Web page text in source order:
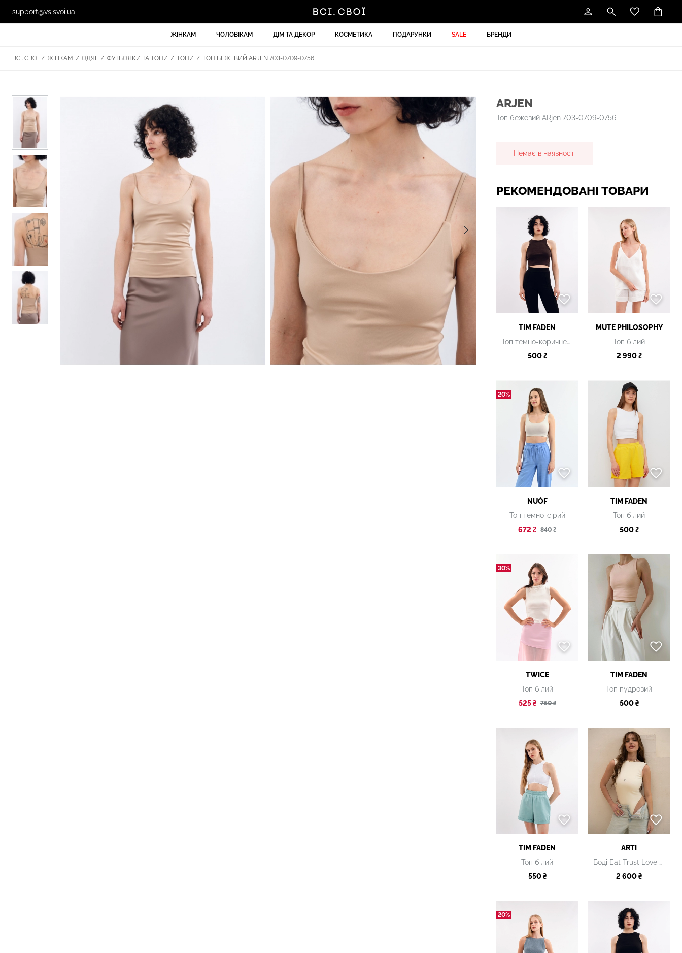
support@vsisvoi.ua
ЖІНКАМ ЧОЛОВІКАМ ДІМ ТА ДЕКОР КОСМЕТИКА ПОДАРУНКИ SALE БРЕНДИ
ВСІ. СВОЇ / ЖІНКАМ / ОДЯГ / ФУТБОЛКИ ТА ТОПИ / ТОПИ / ТОП БЕЖЕВИЙ ARJEN 703-0709-0756
ARJEN
Топ бежевий ARjen 703-0709-0756
Немає в наявності
РЕКОМЕНДОВАНІ ТОВАРИ
TIM FADEN
Топ темно-коричневий
500 ₴
MUTE PHILOSOPHY
Топ білий
2 990 ₴
20%
NUÓF
Топ темно-сірий
672 ₴ 840 ₴
TIM FADEN
Топ білий
500 ₴
30%
TWICE
Топ білий
525 ₴ 750 ₴
TIM FADEN
Топ пудровий
500 ₴
TIM FADEN
Топ білий
550 ₴
ARTI
Боді Eat Trust Love бежевий
2 600 ₴
20%